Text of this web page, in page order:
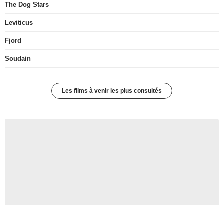
The Dog Stars
Leviticus
Fjord
Soudain
Les films à venir les plus consultés